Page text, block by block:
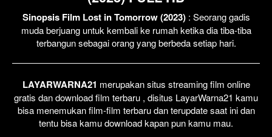
Sinopsis Film Lost in Tomorrow (2023) : Seorang gadis
muda berjuang untuk kembali ke rumah ketika dia tiba-tiba
terbangun sebagai orang yang berbeda setiap hari.
LAYARWARNA21 merupakan situs streaming film online
gratis dan download film terbaru , disitus LayarWarna21 kamu
bisa menemukan film-film terbaru dan terupdate saat ini dan
tentu bisa kamu download kapan pun kamu mau.